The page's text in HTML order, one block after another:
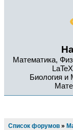
Математика,
Биология и
Список форумов »